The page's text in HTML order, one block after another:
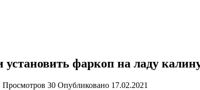
установить фаркоп на ладу
Просмотров 30 Опубликовано 17.02.2021